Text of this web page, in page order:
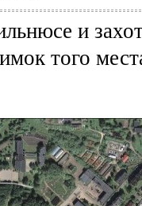
и
того